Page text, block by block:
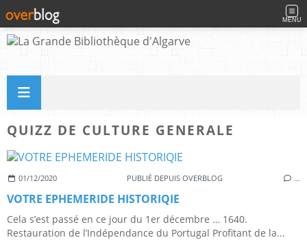
MENU
QUIZZ DE CULTURE GENERALE
01/12/2020 PUBLIÉ DEPUIS OVERBLOG …
VOTRE EPHEMERIDE HISTORIQIE
Cela s’est passé en ce jour du 1er décembre … 1640.
Restauration de l’Indépendance du Portugal Profitant de la...